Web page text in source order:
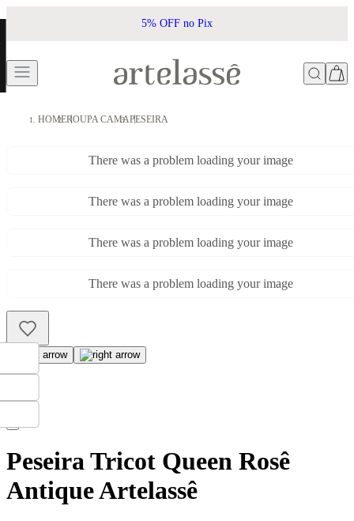
5% OFF no Pix
HOMEROUPA CAMAPESEIRA
There was a problem loading your image
There was a problem loading your image
There was a problem loading your image
There was a problem loading your image
Peseira Tricot Queen Rosê
Antique Artelassê